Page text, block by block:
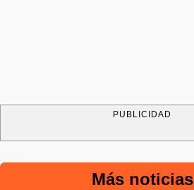
PUBLICIDAD
Más noticias